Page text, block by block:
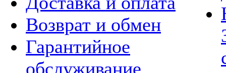
Возврат и обмен
Гарантийное
обслуживание